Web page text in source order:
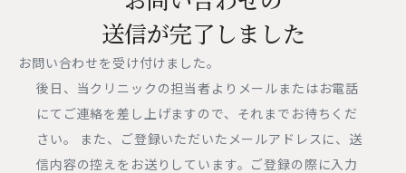
送信が完了しました
お問い合わせを受け付けました。
後日、当クリニックの担当者よりメールまたはお電話
にてご連絡を差し上げますので、それまでお待ちくだ
さい。 また、ご登録いただいたメールアドレスに、送
信内容の控えをお送りしています。ご登録の際に入力
MRI・CT検査について
検診コースについて
痛くない乳がん検診
脳ドック（脳検診）
検診のご予約
医療機関の皆様へ
よくあるご質問
アクセス
お問い合わせ
院内見学・資料請求
プライバシーポリシー